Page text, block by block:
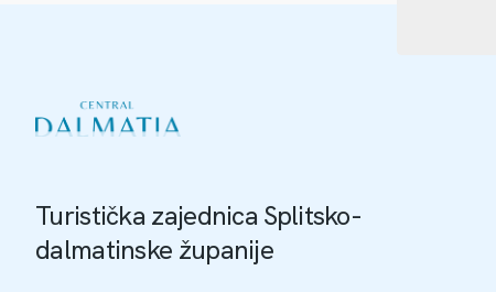
Turistička zajednica Splitsko-
dalmatinske županije